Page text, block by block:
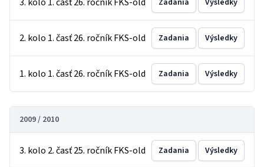
Zadania Výsledky
2. kolo 1. časť 26. ročník FKS-old Zadania Výsledky
1. kolo 1. časť 26. ročník FKS-old Zadania Výsledky
2009 / 2010
3. kolo 2. časť 25. ročník FKS-old Zadania Výsledky